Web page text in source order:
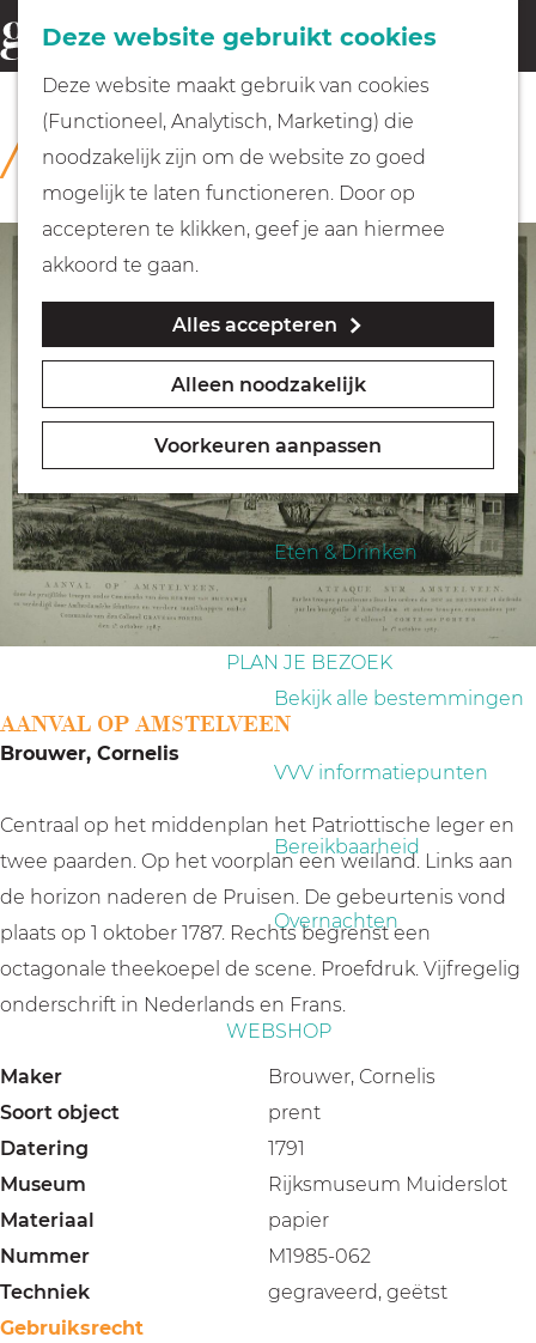
Deze website gebruikt cookies
Deze website maakt gebruik van cookies
(Functioneel, Analytisch, Marketing) die
noodzakelijk zijn om de website zo goed
mogelijk te laten functioneren. Door op
accepteren te klikken, geef je aan hiermee
akkoord te gaan.
Alles accepteren
Alleen noodzakelijk
Voorkeuren aanpassen
G
a
a
Fietsen
Wandelen
Geocachen
Naar het museum
Eten & Drinken
PLAN JE BEZOEK
Bekijk alle bestemmingen
VVV informatiepunten
Bereikbaarheid
Overnachten
WEBSHOP
o
e
k
e
n
COLLECTIE
Rijksmuseum Muiderslot
AANVAL OP AMSTELVEEN
Brouwer, Cornelis
Centraal op het middenplan het Patriottische leger en
twee paarden. Op het voorplan een weiland. Links aan
de horizon naderen de Pruisen. De gebeurtenis vond
plaats op 1 oktober 1787. Rechts begrenst een
octagonale theekoepel de scene. Proefdruk. Vijfregelig
onderschrift in Nederlands en Frans.
Maker
Brouwer, Cornelis
Soort object
prent
Datering
1791
Museum
Rijksmuseum Muiderslot
Materiaal
papier
Nummer
M1985-062
Techniek
gegraveerd, geëtst
Gebruiksrecht